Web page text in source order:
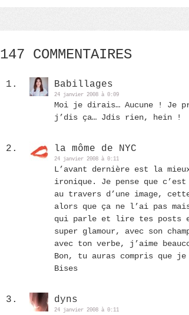
147 COMMENTAIRES
Babillages
24 janvier 2008 à 0:09
Moi je dirais… Aucune ! Je
j’dis ça… Jdis rien, hein !
la môme de NYC
24 janvier 2008 à 0:11
L’avant dernière est la
ironique. Je pense que
au travers d’une image,
alors que ça ne l’ai pas
qui parle et lire tes posts
super glamour, avec son
avec ton verbe, j’aime
Bon, tu auras compris que
Bises
dyns
24 janvier 2008 à 0:11